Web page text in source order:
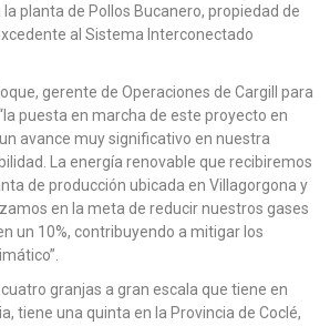
planta de Pollos Bucanero, propiedad de
al Sistema Interconectado
gerente de Operaciones de Cargill para
puesta en marcha de este proyecto en
avance muy significativo en nuestra
La energía renovable que recibiremos
de producción ubicada en Villagorgona y
en la meta de reducir nuestros gases
un 10%, contribuyendo a mitigar los
granjas a gran escala que tiene en
tiene una quinta en la Provincia de Coclé,